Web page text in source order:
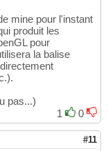
mine pour l'instant
produit les
pour
la balise
pas...)
1
0
#11